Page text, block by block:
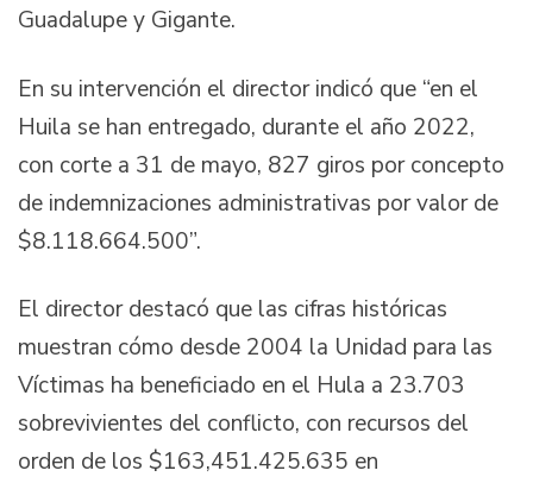
Guadalupe y Gigante.
En su intervención el director indicó que “en el
Huila se han entregado, durante el año 2022,
con corte a 31 de mayo, 827 giros por concepto
de indemnizaciones administrativas por valor de
$8.118.664.500”.
El director destacó que las cifras históricas
muestran cómo desde 2004 la Unidad para las
Víctimas ha beneficiado en el Hula a 23.703
sobrevivientes del conflicto, con recursos del
orden de los $163,451.425.635 en